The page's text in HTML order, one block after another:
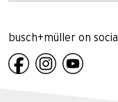
busch+müller on